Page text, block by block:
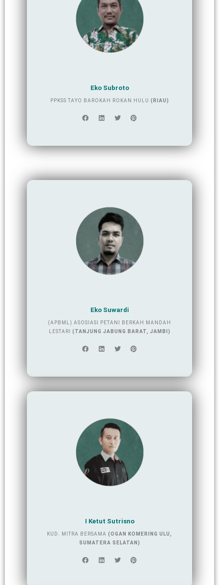
Eko Subroto
PPKSS TAYO BAROKAH ROKAN HULU (RIAU)
Eko Suwardi
(APBML) ASOSIASI PETANI BERKAH MANDAH
LESTARI (TANJUNG JABUNG BARAT, JAMBI)
I Ketut Sutrisno
KUD. MITRA BERSAMA (OGAN KOMERING ULU,
SUMATERA SELATAN)